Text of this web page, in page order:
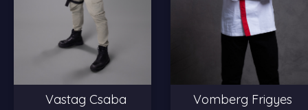
Vastag Csaba Vomberg Frigyes